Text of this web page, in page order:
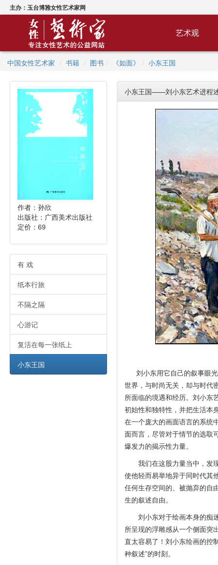
主办：玉台博雅女性艺术家网
艺术观
中国女性艺术家 书籍 图书 《如面》 小东王国
作者：孙欣
出版社：广西美术出版社
定价：69
有 戏
纸本行旅
不隔之隔
心游记
复活在每一张纸上
小东王国
小东王国——刘小东艺术进程
刘小东用它自己的叙事眼光
世界，与时尚无关，却与时代
所面临的境遇和经历。刘小东
初始性和独特性，并把生活本
在一个庞大的画面语言的系统
面而言，尽管对于情节的选取
爆发力的揭示性力量。
我们在这股力量当中，发现
使他轻而易举地异于同时代其
任何生存空间的、被抛弃的自
生的叙述自由。
刘小东对于绘画本身的痴迷
所呈现的浮雕感从一个侧面突
直太容易了！刘小东绘画的控
种叙述”的时刻。